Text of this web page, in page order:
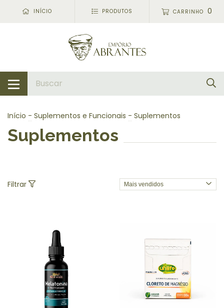
INÍCIO PRODUTOS CARRINHO 0
Início - Suplementos e Funcionais - Suplementos
Suplementos
Filtrar